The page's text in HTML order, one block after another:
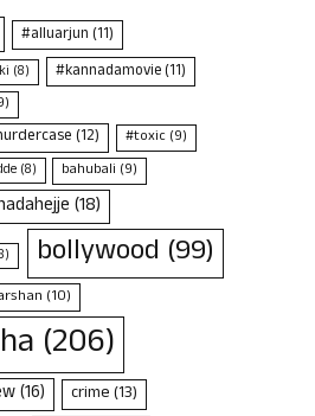
#alluarjun(11)
(8) #kannadamovie(11)
(12) #toxic(9)
(8) bahubali (9)
(18)
bollywood (99)
(10)
(206)
(16) crime(13)